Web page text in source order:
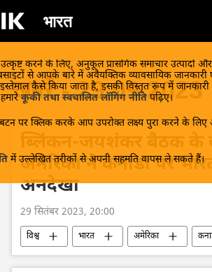
भारत
उत्कृष्ट करने के लिए, अनुकूल प्रासंगिक समाचार उत्पादों
से आपके बारे में अवैयक्तिक व्यावसायिक जानकारी
कैसे किया जाता है, इसकी विस्तृत रूप में जानकारी
कूकी तथा स्वचालित लॉगिंग नीति पढ़िए।
पर क्लिक करके आप उपरोक्त लक्ष्य पुरा करने के लिए
में उल्लेखित तरीकों से अपनी सहमति वापस ले सकते हैं।
खबरें - 29.09.2023
अमेरिका ने कनाडा पर
अनदेखा
29 सितंबर 2023, 20:00
विश्व भारत अमेरिका
खालिस्तान
विदेश मंत्रालय